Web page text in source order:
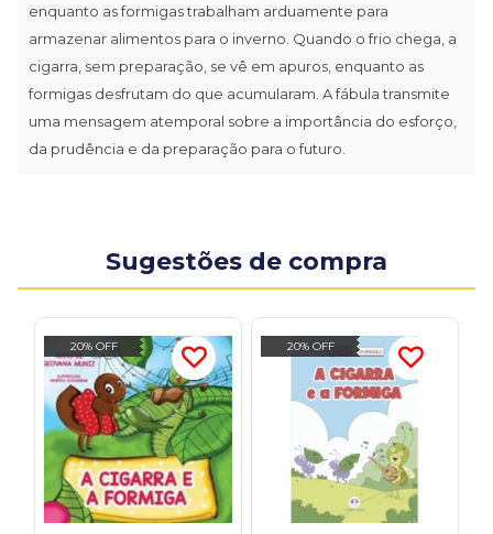
enquanto as formigas trabalham arduamente para
armazenar alimentos para o inverno. Quando o frio chega, a
cigarra, sem preparação, se vê em apuros, enquanto as
formigas desfrutam do que acumularam. A fábula transmite
uma mensagem atemporal sobre a importância do esforço,
da prudência e da preparação para o futuro.
Sugestões de compra
20% OFF 20% OFF